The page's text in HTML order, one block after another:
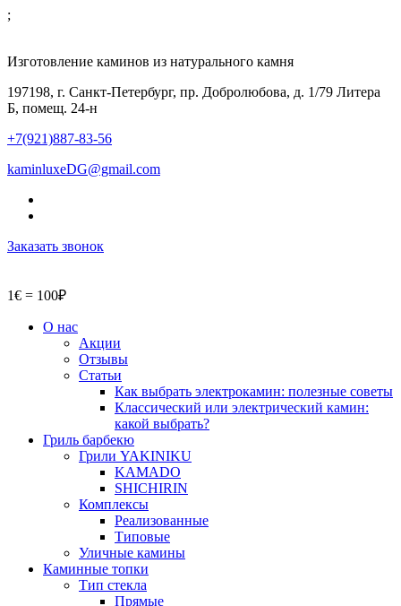
;
Изготовление каминов из натурального камня
197198, г. Санкт-Петербург, пр. Добролюбова, д. 1/79 Литера
Б, помещ. 24-н
+7(921)887-83-56
kaminluxeDG@gmail.com
Заказать звонок
1€ = 100₽
О нас
Акции
Отзывы
Статьи
Как выбрать электрокамин: полезные советы
Классический или электрический камин:
какой выбрать?
Гриль барбекю
Грили YAKINIKU
KAMADO
SHICHIRIN
Комплексы
Реализованные
Типовые
Уличные камины
Каминные топки
Тип стекла
Прямые